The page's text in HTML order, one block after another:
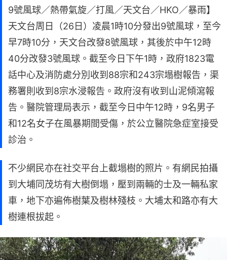
9號風球／熱帶氣旋／打風／天文台／HKO／暴雨】
天文台周日（26日）凌晨1時10分發出9號風球，至今
早7時10分，天文台改發8號風球，其後於中午12時
40分改發3號風球。截至今日下午1時，政府1823電
話中心及消防處分別收到88宗和243宗塌樹報告，渠
務署則收到8宗水浸報告。政府沒有收到山泥傾瀉報
告。醫院管理局表示，截至今日中午12時，9名男子
和12名女子在風暴期間受傷，於公立醫院急症室接受
診治。
不少網民亦在社交平台上截塌樹的照片。有網民拍攝
到大埔同茂坊有大樹倒塌，壓到兩輛的士及一輛私家
車，地下亦遍佈樹葉及樹林殘枝。大埔太和路亦有大
樹連根拔起。